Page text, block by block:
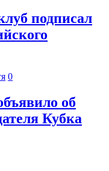
подписал
0
об
Кубка